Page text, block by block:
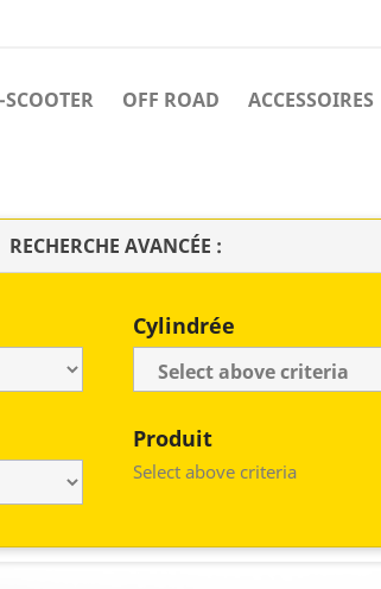
OFF ROAD ACCESSOIRES
RECHERCHE AVANCÉE :
Cylindrée
Produit
Select above criteria